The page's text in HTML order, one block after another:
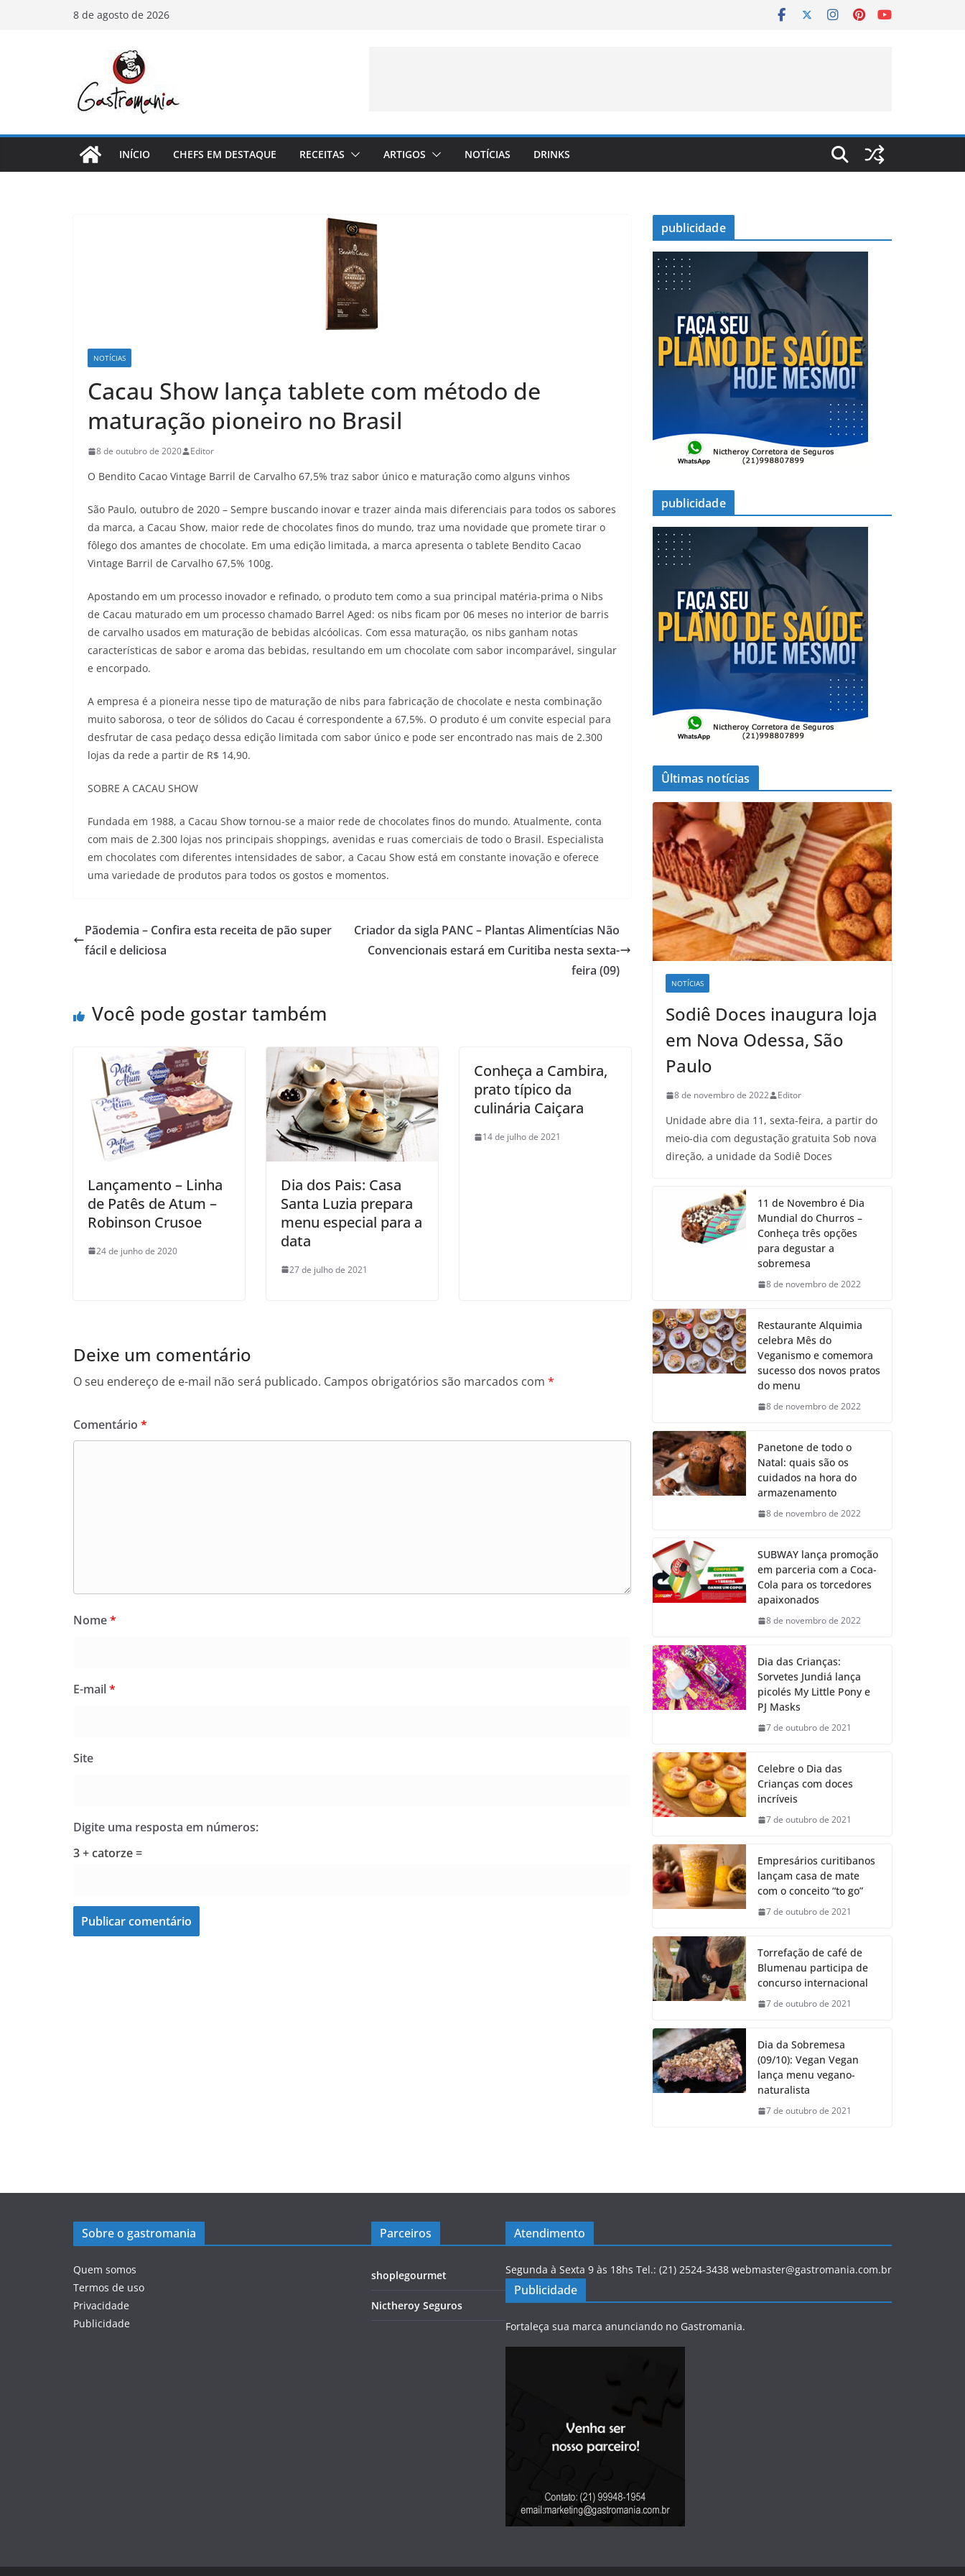
8 de agosto de 2026
INÍCIO CHEFS EM DESTAQUE RECEITAS ARTIGOS NOTÍCIAS DRINKS
NOTÍCIAS
Cacau Show lança tablete com método de
maturação pioneiro no Brasil
8 de outubro de 2020 Editor
O Bendito Cacao Vintage Barril de Carvalho 67,5% traz sabor único e maturação como alguns vinhos
São Paulo, outubro de 2020 – Sempre buscando inovar e trazer ainda mais diferenciais para todos os sabores
da marca, a Cacau Show, maior rede de chocolates finos do mundo, traz uma novidade que promete tirar o
fôlego dos amantes de chocolate. Em uma edição limitada, a marca apresenta o tablete Bendito Cacao
Vintage Barril de Carvalho 67,5% 100g.
Apostando em um processo inovador e refinado, o produto tem como a sua principal matéria-prima o Nibs
de Cacau maturado em um processo chamado Barrel Aged: os nibs ficam por 06 meses no interior de barris
de carvalho usados em maturação de bebidas alcóolicas. Com essa maturação, os nibs ganham notas
características de sabor e aroma das bebidas, resultando em um chocolate com sabor incomparável, singular
e encorpado.
A empresa é a pioneira nesse tipo de maturação de nibs para fabricação de chocolate e nesta combinação
muito saborosa, o teor de sólidos do Cacau é correspondente a 67,5%. O produto é um convite especial para
desfrutar de casa pedaço dessa edição limitada com sabor único e pode ser encontrado nas mais de 2.300
lojas da rede a partir de R$ 14,90.
SOBRE A CACAU SHOW
Fundada em 1988, a Cacau Show tornou-se a maior rede de chocolates finos do mundo. Atualmente, conta
com mais de 2.300 lojas nos principais shoppings, avenidas e ruas comerciais de todo o Brasil. Especialista
em chocolates com diferentes intensidades de sabor, a Cacau Show está em constante inovação e oferece
uma variedade de produtos para todos os gostos e momentos.
Pãodemia – Confira esta receita de pão super
fácil e deliciosa
Criador da sigla PANC – Plantas Alimentícias Não
Convencionais estará em Curitiba nesta sexta-
feira (09)
Você pode gostar também
Lançamento – Linha
de Patês de Atum –
Robinson Crusoe
24 de junho de 2020
Dia dos Pais: Casa
Santa Luzia prepara
menu especial para a
data
27 de julho de 2021
Conheça a Cambira,
prato típico da
culinária Caiçara
14 de julho de 2021
Deixe um comentário
O seu endereço de e-mail não será publicado. Campos obrigatórios são marcados com *
Comentário *
Nome*
E-mail*
Site
Digite uma resposta em números:
3 + catorze =
publicidade
publicidade
Ûltimas notícias
NOTÍCIAS
Sodiê Doces inaugura loja
em Nova Odessa, São
Paulo
8 de novembro de 2022 Editor
Unidade abre dia 11, sexta-feira, a partir do
meio-dia com degustação gratuita Sob nova
direção, a unidade da Sodiê Doces
11 de Novembro é Dia
Mundial do Churros –
Conheça três opções
para degustar a
sobremesa
8 de novembro de 2022
Restaurante Alquimia
celebra Mês do
Veganismo e comemora
sucesso dos novos pratos
do menu
8 de novembro de 2022
Panetone de todo o
Natal: quais são os
cuidados na hora do
armazenamento
8 de novembro de 2022
SUBWAY lança promoção
em parceria com a Coca-
Cola para os torcedores
apaixonados
8 de novembro de 2022
Dia das Crianças:
Sorvetes Jundiá lança
picolés My Little Pony e
PJ Masks
7 de outubro de 2021
Celebre o Dia das
Crianças com doces
incríveis
7 de outubro de 2021
Empresários curitibanos
lançam casa de mate
com o conceito “to go”
7 de outubro de 2021
Torrefação de café de
Blumenau participa de
concurso internacional
7 de outubro de 2021
Dia da Sobremesa
(09/10): Vegan Vegan
lança menu vegano-
naturalista
7 de outubro de 2021
Sobre o gastromania
Quem somos
Termos de uso
Privacidade
Publicidade
Parceiros
shoplegourmet
Nictheroy Seguros
Atendimento
Segunda à Sexta 9 às 18hs Tel.: (21) 2524-3438 webmaster@gastromania.com.br
Publicidade
Fortaleça sua marca anunciando no Gastromania.